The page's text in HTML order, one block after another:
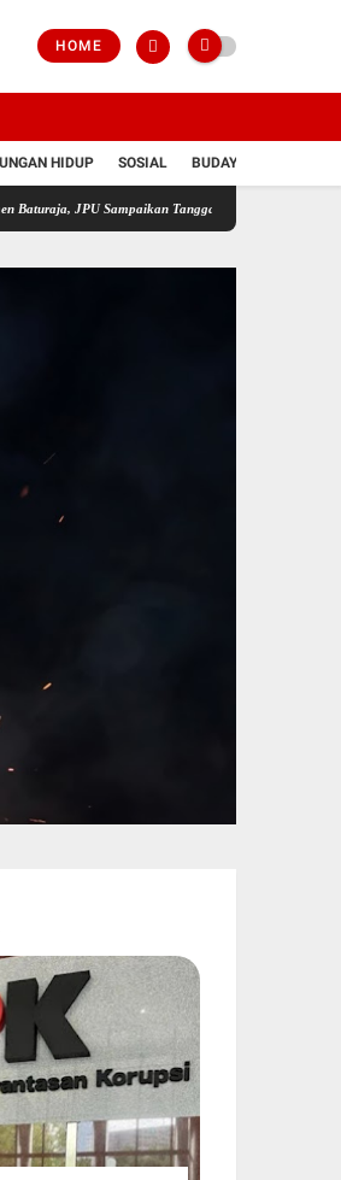
HOME
HIDUP SOSIAL BUDAYA
Sampaikan Tanggapan atas Eksepsi Tiga Terdakwa